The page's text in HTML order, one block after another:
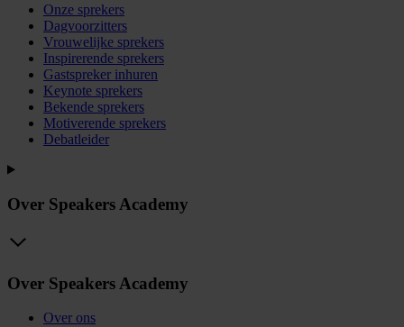
Onze sprekers
Dagvoorzitters
Vrouwelijke sprekers
Inspirerende sprekers
Gastspreker inhuren
Keynote sprekers
Bekende sprekers
Motiverende sprekers
Debatleider
Over Speakers Academy
Over Speakers Academy
Over ons